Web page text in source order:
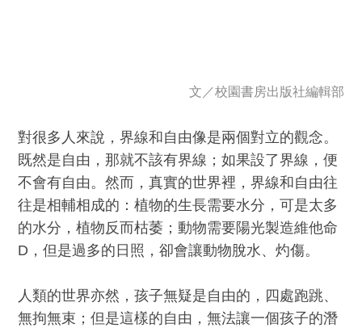
文／校園書房出版社編輯部
對很多人來說，界線和自由像是兩個對立的觀念。
既然是自由，那就不該有界線；如果設了界線，便
不會有自由。然而，真實的世界裡，界線和自由往
往是相輔相成的：植物的生長需要水分，可是太多
的水分，植物反而枯萎；動物需要陽光製造維他命
D，但是過多的日照，卻會讓動物脫水、灼傷。
人類的世界亦然，孩子無疑是自由的，四處跑跳、
無拘無束；但是這樣的自由，無法讓一個孩子的潛